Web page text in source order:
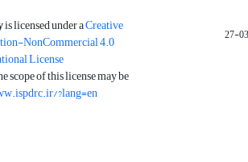
Journal of Safe City
is licensed under aCreative
NonCommercial 4.0
License
scope of this license may be
?lang=en